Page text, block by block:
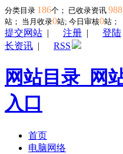
分类目录 186个； 已收录资讯
站； 当月收录0站; 今日审核0站；
提交网站 | 注册 | 登陆
长资讯 | RSS
网站目录_网
入口
首页
电脑网络